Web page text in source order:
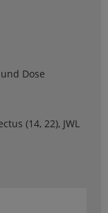
Dose
(14, 22), JWL